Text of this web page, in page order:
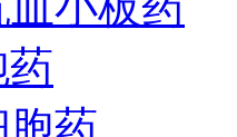
药